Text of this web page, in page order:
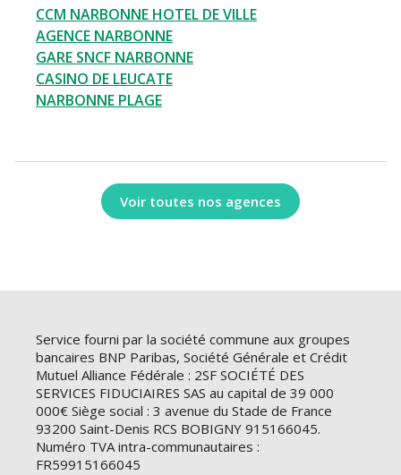
CCM NARBONNE HOTEL DE VILLE
AGENCE NARBONNE
GARE SNCF NARBONNE
CASINO DE LEUCATE
NARBONNE PLAGE
Voir toutes nos agences
Service fourni par la société commune aux groupes
bancaires BNP Paribas, Société Générale et Crédit
Mutuel Alliance Fédérale : 2SF SOCIÉTÉ DES
SERVICES FIDUCIAIRES SAS au capital de 39 000
000€ Siège social : 3 avenue du Stade de France
93200 Saint-Denis RCS BOBIGNY 915166045.
Numéro TVA intra-communautaires :
FR59915166045